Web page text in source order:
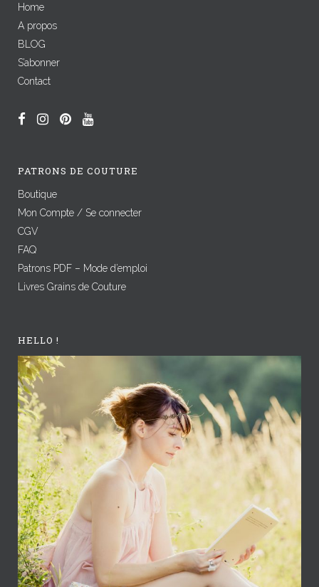
Home
A propos
BLOG
S’abonner
Contact
PATRONS DE COUTURE
Boutique
Mon Compte / Se connecter
CGV
FAQ
Patrons PDF – Mode d’emploi
Livres Grains de Couture
HELLO !